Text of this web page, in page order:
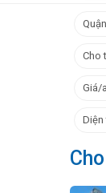
Cho
Giá/
Diện